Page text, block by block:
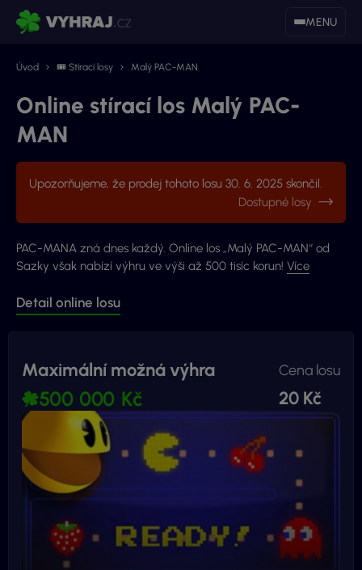
MENU
Úvod 🎟 Stírací losy Malý PAC-MAN
Online stírací los Malý PAC-
MAN
Upozorňujeme, že prodej tohoto losu 30. 6. 2025 skončil.
Dostupné losy
PAC-MANA zná dnes každý. Online los „Malý PAC-MAN“ od
Sazky však nabízí výhru ve výši až 500 tisíc korun! Více
Detail online losu
Maximální možná výhra
500 000 Kč
Cena losu
20 Kč